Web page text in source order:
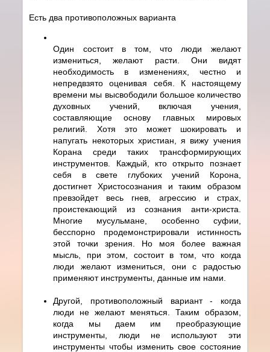
Есть два противоположных варианта
Один состоит в том, что люди желают
измениться, желают расти. Они видят
необходимость в изменениях, честно и
непредвзято оценивая себя. К настоящему
времени мы высвободили большое количество
духовных учений, включая учения,
составляющие основу главных мировых
религий. Хотя это может шокировать и
напугать некоторых христиан, я вижу учения
Корана среди таких трансформирующих
инструментов. Каждый, кто открыто познает
себя в свете глубоких учений Корона,
достигнет Христосознания и таким образом
превзойдет весь гнев, агрессию и страх,
проистекающий из сознания анти-христа.
Многие мусульмане, особенно суфии,
бесспорно продемонстрировали истинность
этой точки зрения. Но моя более важная
мысль, при этом, состоит в том, что когда
люди желают измениться, они с радостью
применяют инструменты, данные им нами.
Другой, противоположный вариант - когда
люди не желают меняться. Таким образом,
когда мы даем им преобразующие
инструменты, люди не используют эти
инструменты чтобы изменить свое состояние